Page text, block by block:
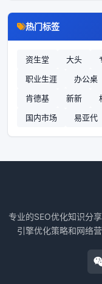
热门标签
资生堂 大头
职业生涯
办公桌
肯德基
新新
国内市场
易亚代
专业的SEO优化知识分
引擎优化策略和网络